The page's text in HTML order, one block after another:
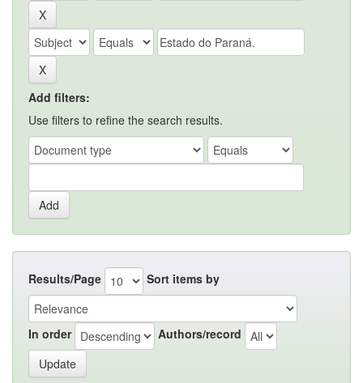
Add filters:
Use filters to refine the search results.
Results/Page Sort items by
In order Authors/record